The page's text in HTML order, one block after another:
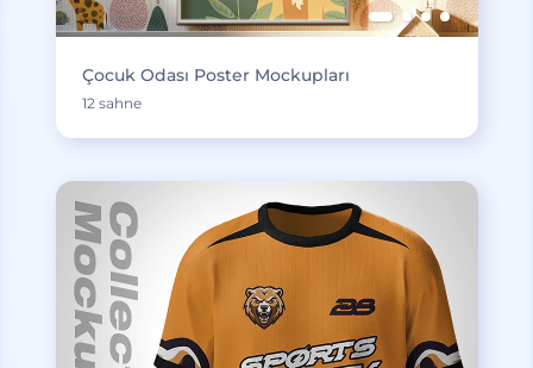
Çocuk Odası Poster Mockupları
12 sahne